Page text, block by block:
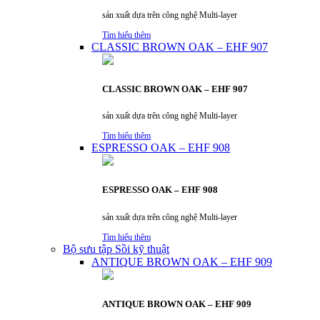
sản xuất dựa trên công nghệ Multi-layer
Tìm hiểu thêm
CLASSIC BROWN OAK – EHF 907
CLASSIC BROWN OAK – EHF 907
sản xuất dựa trên công nghệ Multi-layer
Tìm hiểu thêm
ESPRESSO OAK – EHF 908
ESPRESSO OAK – EHF 908
sản xuất dựa trên công nghệ Multi-layer
Tìm hiểu thêm
Bộ sưu tập Sồi kỹ thuật
ANTIQUE BROWN OAK – EHF 909
ANTIQUE BROWN OAK – EHF 909